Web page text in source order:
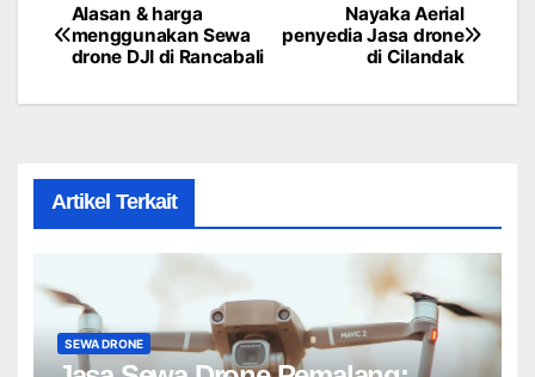
Post
navigation
Nayaka Aerial
penyedia Jasa drone
di Cilandak
Alasan & harga
menggunakan Sewa
drone DJI di Rancabali
Artikel Terkait
SEWA DRONE